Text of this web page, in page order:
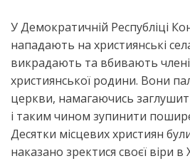
У Демократичній Республіці
нападають на християнські
викрадають та вбивають
християнської родини. Вони
церкви, намагаючись
і таким чином зупинити
Десятки місцевих християн
наказано зректися своєї віри в